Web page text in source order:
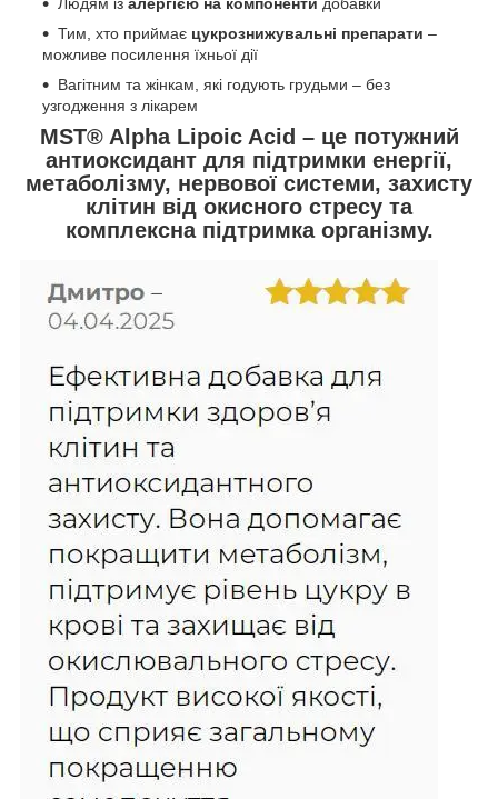
Людям із алергією на компоненти добавки
Тим, хто приймає цукрознижувальні препарати –
можливе посилення їхньої дії
Вагітним та жінкам, які годують грудьми – без
узгодження з лікарем
MST® Alpha Lipoic Acid – це потужний
антиоксидант для підтримки енергії,
метаболізму, нервової системи, захисту
клітин від окисного стресу та
комплексна підтримка організму.